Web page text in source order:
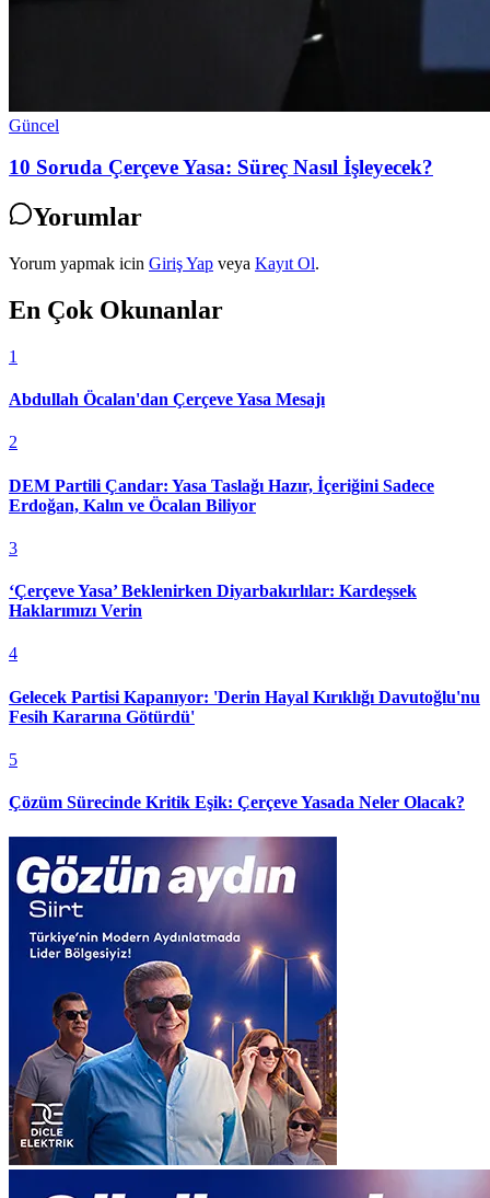
Güncel
10 Soruda Çerçeve Yasa: Süreç Nasıl İşleyecek?
Yorumlar
Yorum yapmak icin Giriş Yap veya Kayıt Ol.
En Çok Okunanlar
1
Abdullah Öcalan'dan Çerçeve Yasa Mesajı
2
DEM Partili Çandar: Yasa Taslağı Hazır, İçeriğini Sadece
Erdoğan, Kalın ve Öcalan Biliyor
3
‘Çerçeve Yasa’ Beklenirken Diyarbakırlılar: Kardeşsek
Haklarımızı Verin
4
Gelecek Partisi Kapanıyor: 'Derin Hayal Kırıklığı Davutoğlu'nu
Fesih Kararına Götürdü'
5
Çözüm Sürecinde Kritik Eşik: Çerçeve Yasada Neler Olacak?